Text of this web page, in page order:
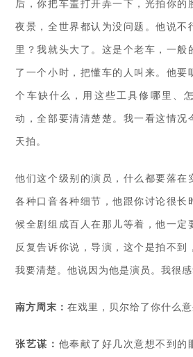
后，你把车盖打开弄一下，光拍你的
夜景，全世界都认为没问题。他说不
里？我就头大了。这是个老车，一般
了一个小时，把懂车的人叫来。他要
个车缺什么，用这些工具修哪里、
动，全部要清清楚楚。我一看这情况
天拍。
他们这个级别的演员，什么都要落在
各种口音各种细节，他跟你讨论很长
候全剧组成百人在那儿等着，他一定
反复告诉你说，导演，这个是拍不到
我要清楚。他说因为他是演员。我很感
南方周末：在戏里，贝尔给了你什么
张艺谋： 他奉献了好几次意想不到的